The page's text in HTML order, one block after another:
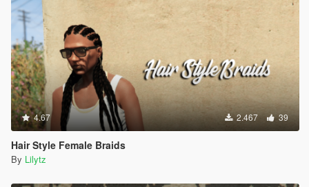
4.67 2.467 39
Hair Style Female Braids
By Lilytz